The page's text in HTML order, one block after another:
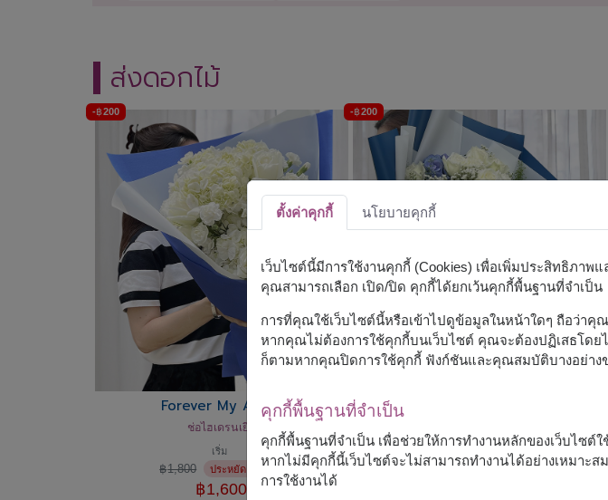
ส่งดอกไม้
-฿200
Forever My Angel
ช่อไฮเดรนเยีย
เริ่ม
฿1,800 ประหยัด 200
฿1,600
-฿200
฿2,500 ฿200
ตั้งค่าคุกกี้ นโยบายคุกกี้
เว็บไซต์นี้มีการใช้งานคุกกี้ (Cookies) เพื่อเพิ่มประสิทธิภา
คุณสามารถเลือก เปิด/ปิด คุกกี้ได้ยกเว้นคุกกี้พื้นฐานที่จำเป็น
การที่คุณใช้เว็บไซต์นี้หรือเข้าไปดูข้อมูลในหน้าใดๆ ถือว่าคุ
หากคุณไม่ต้องการใช้คุกกี้บนเว็บไซต์ คุณจะต้องปฏิเสธโดย
ก็ตามหากคุณปิดการใช้คุกกี้ ฟังก์ชันและคุณสมบัติบางอย่าง
คุกกี้พื้นฐานที่จำเป็น
คุกกี้พื้นฐานที่จำเป็น เพื่อช่วยให้การทำงานหลักของเว็บไซต์
หากไม่มีคุกกี้นี้เว็บไซต์จะไม่สามารถทำงานได้อย่างเหมาะ
การใช้งานได้